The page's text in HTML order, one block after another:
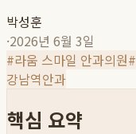
박성훈
·2026년 6월 3일
#라움 스마일 안과의원#
강남역안과
핵심 요약